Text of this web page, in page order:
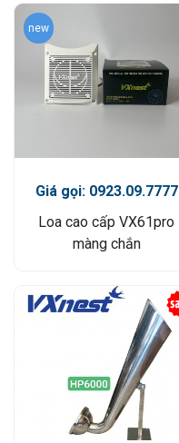
new
Giá gọi: 0923.09.7777
Loa cao cấp VX61pro
màng chắn